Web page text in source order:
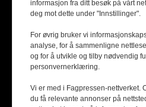
informasjon fra ditt besøk på vårt
deg mot dette under "Innstillinger".
For øvrig bruker vi
analyse, for å sammenligne
og for å utvikle og tilby nødvendig
personvernerklæring.
Vi er med i Fagpressen-nettverket.
du få relevante annonser på